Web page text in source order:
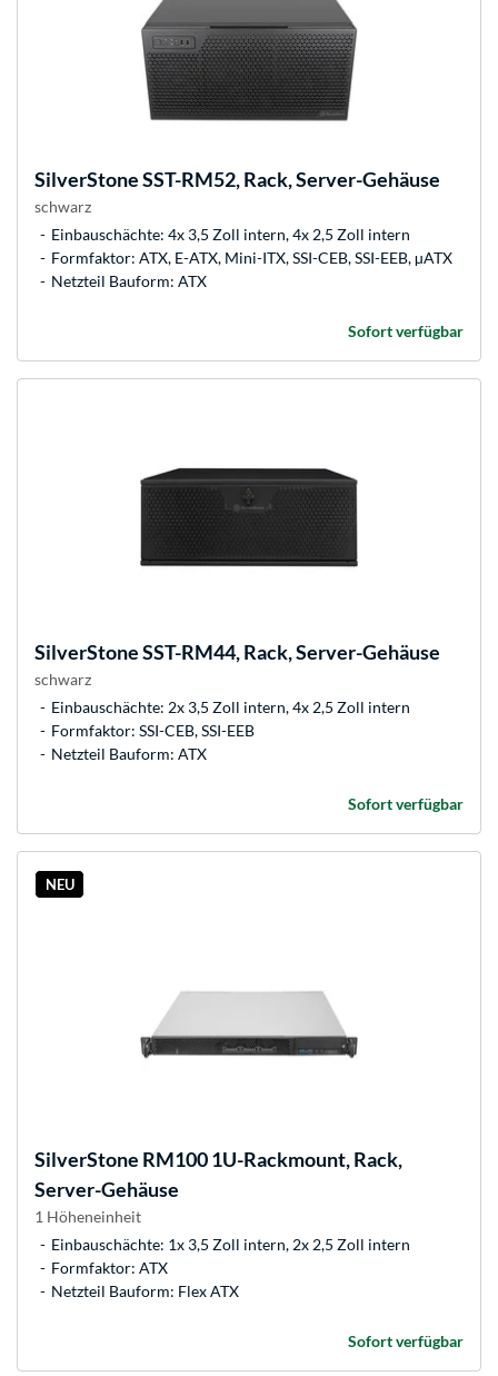
SilverStoneSST-RM52, Rack, Server-Gehäuse
schwarz
Einbauschächte: 4x 3,5 Zoll intern, 4x 2,5 Zoll intern
Formfaktor: ATX, E-ATX, Mini-ITX, SSI-CEB, SSI-EEB, µATX
Netzteil Bauform: ATX
Sofort verfügbar
SilverStoneSST-RM44, Rack, Server-Gehäuse
schwarz
Einbauschächte: 2x 3,5 Zoll intern, 4x 2,5 Zoll intern
Formfaktor: SSI-CEB, SSI-EEB
Netzteil Bauform: ATX
Sofort verfügbar
NEU
SilverStone RM100 1U-Rackmount, Rack,
Server-Gehäuse
1 Höheneinheit
Einbauschächte: 1x 3,5 Zoll intern, 2x 2,5 Zoll intern
Formfaktor: ATX
Netzteil Bauform: Flex ATX
Sofort verfügbar